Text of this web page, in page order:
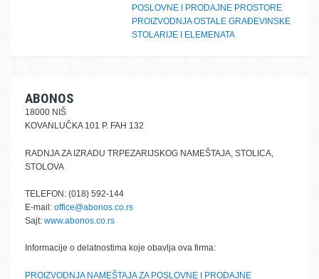
POSLOVNE I PRODAJNE PROSTORE
PROIZVODNJA OSTALE GRAĐEVINSKE
STOLARIJE I ELEMENATA
ABONOS
18000 NIŠ
KOVANLUČKA 101 P. FAH 132
RADNJA ZA IZRADU TRPEZARIJSKOG NAMEŠTAJA, STOLICA,
STOLOVA
TELEFON: (018) 592-144
E-mail: office@abonos.co.rs
Sajt: www.abonos.co.rs
Informacije o delatnostima koje obavlja ova firma:
PROIZVODNJA NAMEŠTAJA ZA POSLOVNE I PRODAJNE